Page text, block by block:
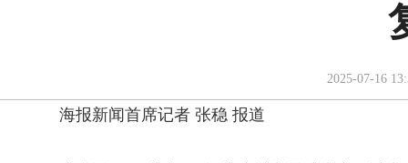
2025-07-16
海报新闻首席记者 张稳 报道